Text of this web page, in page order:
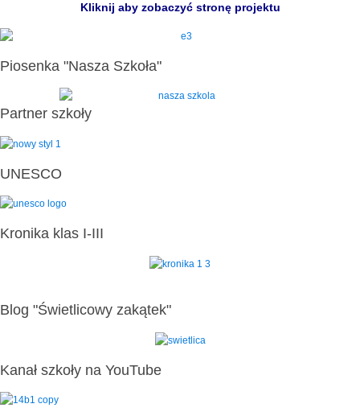
Kliknij aby zobaczyć stronę projektu
Piosenka "Nasza Szkoła"
Partner szkoły
UNESCO
Kronika klas I-III
Blog "Świetlicowy zakątek"
Kanał szkoły na YouTube